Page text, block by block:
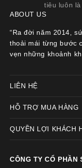
tiêu luôn là
ABOUT US
“Ra đời năm 2014,
thoải mái từng bước
vẹn những khoảnh
LIÊN HỆ
HỖ TRỢ MUA HÀNG
QUYỀN LỢI KHÁCH
CÔNG TY CỔ PHẦN